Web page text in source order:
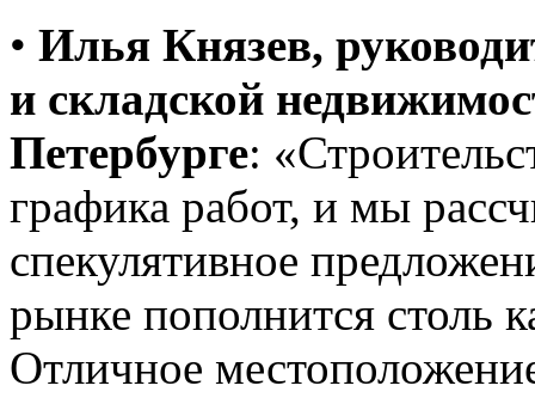
• Илья Князев,
и складской
Петербурге:
графика работ, и мы
спекулятивное
рынке пополнится столь
Отличное